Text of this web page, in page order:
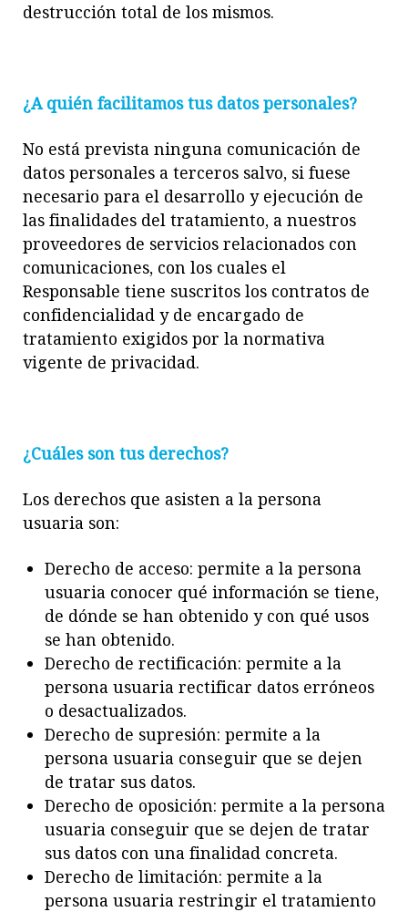
destrucción total de los mismos.
¿A quién facilitamos tus datos personales?
No está prevista ninguna comunicación de
datos personales a terceros salvo, si fuese
necesario para el desarrollo y ejecución de
las finalidades del tratamiento, a nuestros
proveedores de servicios relacionados con
comunicaciones, con los cuales el
Responsable tiene suscritos los contratos de
confidencialidad y de encargado de
tratamiento exigidos por la normativa
vigente de privacidad.
¿Cuáles son tus derechos?
Los derechos que asisten a la persona
usuaria son:
Derecho de acceso: permite a la persona
usuaria conocer qué información se tiene,
de dónde se han obtenido y con qué usos
se han obtenido.
Derecho de rectificación: permite a la
persona usuaria rectificar datos erróneos
o desactualizados.
Derecho de supresión: permite a la
persona usuaria conseguir que se dejen
de tratar sus datos.
Derecho de oposición: permite a la persona
usuaria conseguir que se dejen de tratar
sus datos con una finalidad concreta.
Derecho de limitación: permite a la
persona usuaria restringir el tratamiento